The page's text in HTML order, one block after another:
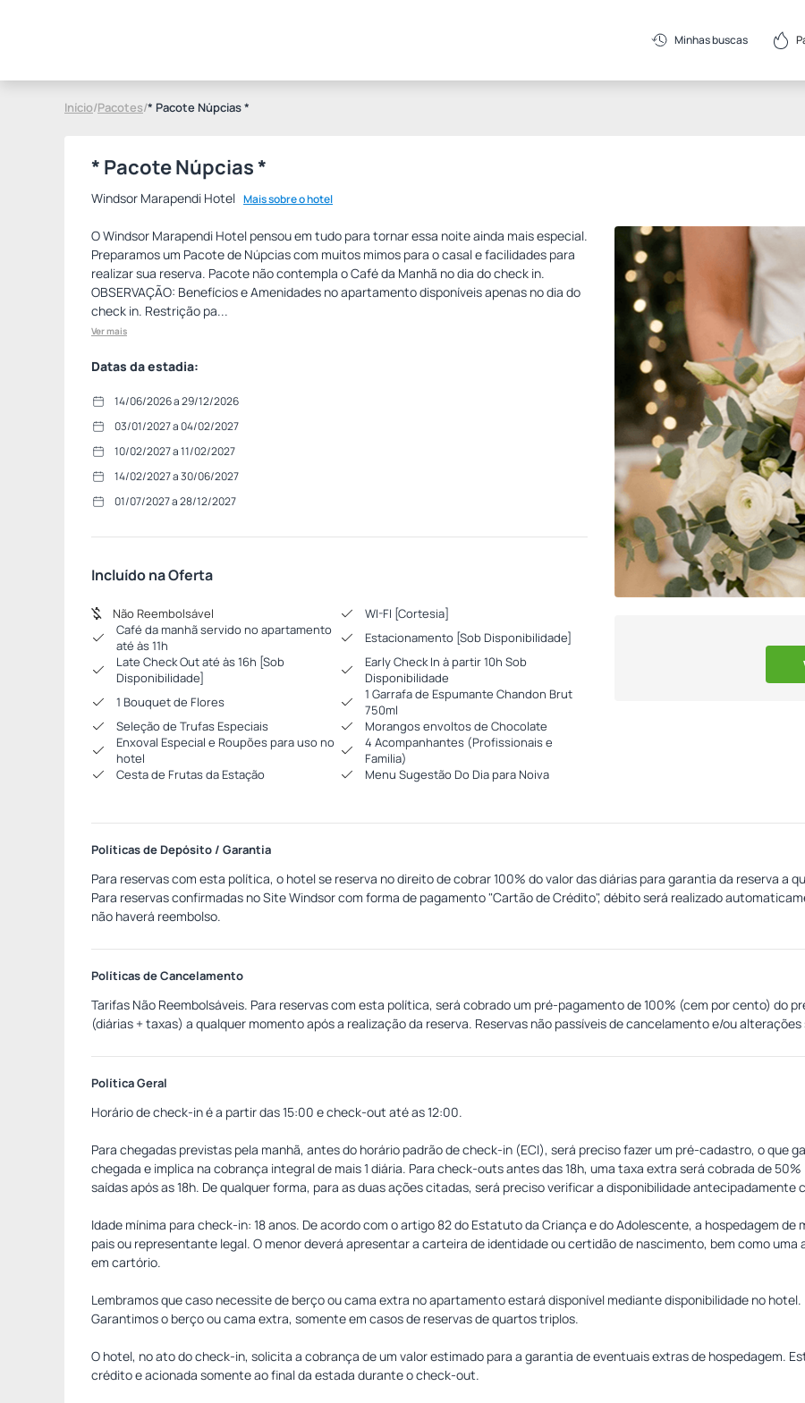
Minhas buscas
Início/Pacotes/* Pacote Núpcias *
* Pacote Núpcias *
Windsor Marapendi Hotel Mais sobre o hotel
O Windsor Marapendi Hotel pensou em tudo para tornar essa noite ainda mais especial.
Preparamos um Pacote de Núpcias com muitos mimos para o casal e facilidades para
realizar sua reserva. Pacote não contempla o Café da Manhã no dia do check in.
OBSERVAÇÃO: Benefícios e Amenidades no apartamento disponíveis apenas no dia do
check in. Restrição pa...
Ver mais
Datas da estadia:
14/06/2026 a 29/12/2026
03/01/2027 a 04/02/2027
10/02/2027 a 11/02/2027
14/02/2027 a 30/06/2027
01/07/2027 a 28/12/2027
Incluído na Oferta
Não Reembolsável
WI-FI [Cortesia]
Café da manhã servido no apartamento
até às 11h
Estacionamento [Sob Disponibilidade]
Late Check Out até às 16h [Sob
Disponibilidade]
Early Check In à partir 10h Sob
Disponibilidade
1 Bouquet de Flores
1 Garrafa de Espumante Chandon Brut
750ml
Seleção de Trufas Especiais
Morangos envoltos de Chocolate
Enxoval Especial e Roupões para uso no
hotel
4 Acompanhantes (Profissionais e
Familia)
Cesta de Frutas da Estação
Menu Sugestão Do Dia para Noiva
Políticas de Depósito / Garantia
Para reservas com esta política, o hotel se reserva no direito de cobrar 100% do valor das diárias para garantia da reserva a
Para reservas confirmadas no Site Windsor com forma de pagamento "Cartão de Crédito", débito será realizado
não haverá reembolso.
Políticas de Cancelamento
Tarifas Não Reembolsáveis. Para reservas com esta política, será cobrado um pré-pagamento de 100% (cem por cento) do
(diárias + taxas) a qualquer momento após a realização da reserva. Reservas não passíveis de cancelamento e/ou
Política Geral
Horário de check-in é a partir das 15:00 e check-out até as 12:00.
Para chegadas previstas pela manhã, antes do horário padrão de check-in (ECI), será preciso fazer um pré-cadastro, o que
chegada e implica na cobrança integral de mais 1 diária. Para check-outs antes das 18h, uma taxa extra será cobrada de
saídas após as 18h. De qualquer forma, para as duas ações citadas, será preciso verificar a disponibilidade antecipadamente
Idade mínima para check-in: 18 anos. De acordo com o artigo 82 do Estatuto da Criança e do Adolescente, a hospedagem de
pais ou representante legal. O menor deverá apresentar a carteira de identidade ou certidão de nascimento, bem como
em cartório.
Lembramos que caso necessite de berço ou cama extra no apartamento estará disponível mediante disponibilidade no hotel.
Garantimos o berço ou cama extra, somente em casos de reservas de quartos triplos.
O hotel, no ato do check-in, solicita a cobrança de um valor estimado para a garantia de eventuais extras de hospedagem.
crédito e acionada somente ao final da estada durante o check-out.